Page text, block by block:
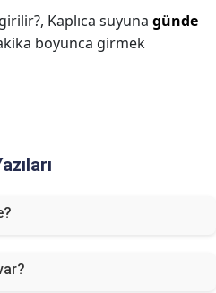
Kaplıca suyuna günde
boyunca girmek